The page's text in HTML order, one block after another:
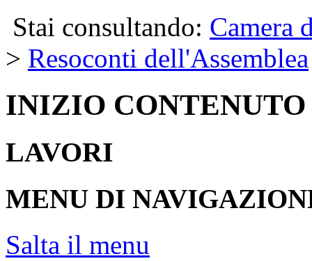
Stai consultando: Camera
> Resoconti dell'Assemblea
INIZIO CONTENUTO
LAVORI
MENU DI
Salta il menu